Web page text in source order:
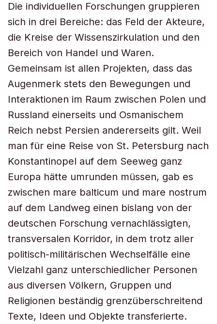
Die individuellen Forschungen gruppieren
sich in drei Bereiche: das Feld der Akteure,
die Kreise der Wissenszirkulation und den
Bereich von Handel und Waren.
Gemeinsam ist allen Projekten, dass das
Augenmerk stets den Bewegungen und
Interaktionen im Raum zwischen Polen und
Russland einerseits und Osmanischem
Reich nebst Persien andererseits gilt. Weil
man für eine Reise von St. Petersburg nach
Konstantinopel auf dem Seeweg ganz
Europa hätte umrunden müssen, gab es
zwischen mare balticum und mare nostrum
auf dem Landweg einen bislang von der
deutschen Forschung vernachlässigten,
transversalen Korridor, in dem trotz aller
politisch-militärischen Wechselfälle eine
Vielzahl ganz unterschiedlicher Personen
aus diversen Völkern, Gruppen und
Religionen beständig grenzüberschreitend
Texte, Ideen und Objekte transferierte.